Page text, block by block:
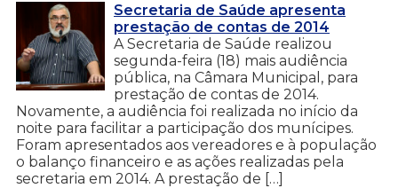
Secretaria de Saúde apresenta
prestação de contas de 2014
A Secretaria de Saúde realizou
segunda-feira (18) mais audiência
pública, na Câmara Municipal, para
prestação de contas de 2014.
Novamente, a audiência foi realizada no início da
noite para facilitar a participação dos munícipes.
Foram apresentados aos vereadores e à população
o balanço financeiro e as ações realizadas pela
secretaria em 2014. A prestação de […]